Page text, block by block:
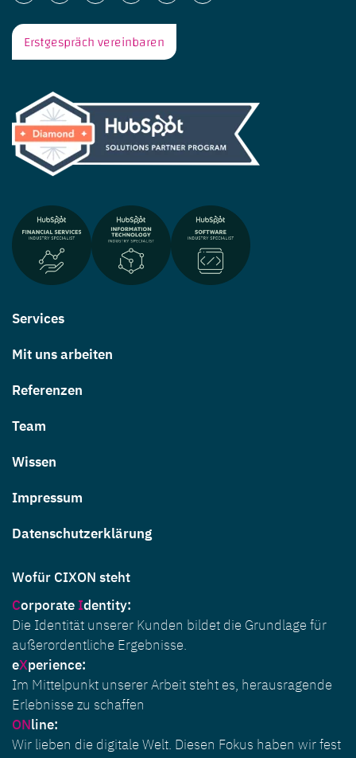
Erstgespräch vereinbaren
Services
Mit uns arbeiten
Referenzen
Team
Wissen
Impressum
Datenschutzerklärung
Wofür CIXON steht
Corporate Identity:
Die Identität unserer Kunden bildet die Grundlage für
außerordentliche Ergebnisse.
eXperience:
Im Mittelpunkt unserer Arbeit steht es, herausragende
Erlebnisse zu schaffen
ONline:
Wir lieben die digitale Welt. Diesen Fokus haben wir fest